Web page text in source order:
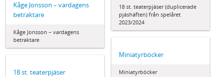
18 st. teaterpjäser (duplicerade
pjäshäften) från spelåret
2023/2024
Kåge Jonsson – vardagens
betraktare
Kåge Jonsson – vardagens
betraktare
Miniatyrböcker
Miniatyrböcker
18 st. teaterpjäser